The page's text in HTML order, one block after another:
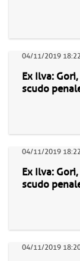
04/11/2019
Ex Ilva:
scudo
04/11/2019
Ex Ilva:
scudo
04/11/2019